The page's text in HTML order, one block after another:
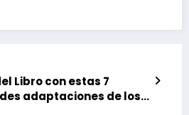
Libro con estas 7
adaptaciones de los